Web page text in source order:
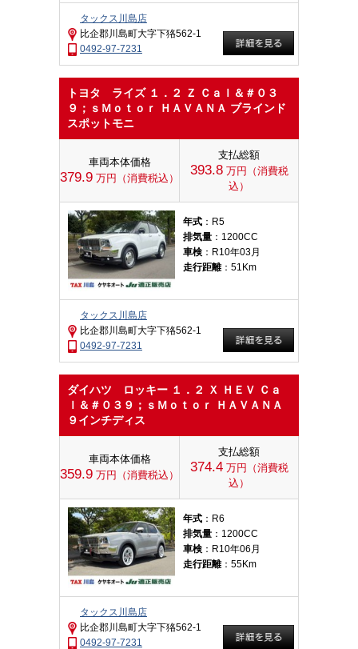
タックス川島店
比企郡川島町大字下狢562-1
0492-97-7231
トヨタ ライズ １．２ Ｚ Ｃａｌ＆＃０３
９；ｓＭｏｔｏｒ ＨＡＶＡＮＡ ブラインド
スポットモニ
車両本体価格
379.9 万円（消費税込）
支払総額
393.8万円（消費税
込）
年式 ：R5
排気量 ：1200CC
車検 ：R10年03月
走行距離：51Km
タックス川島店
比企郡川島町大字下狢562-1
0492-97-7231
ダイハツ ロッキー １．２ Ｘ ＨＥＶ Ｃａ
ｌ＆＃０３９；ｓＭｏｔｏｒ ＨＡＶＡＮＡ
９インチディス
車両本体価格
359.9 万円（消費税込）
支払総額
374.4万円（消費税
込）
年式 ：R6
排気量 ：1200CC
車検 ：R10年06月
走行距離：55Km
タックス川島店
比企郡川島町大字下狢562-1
0492-97-7231